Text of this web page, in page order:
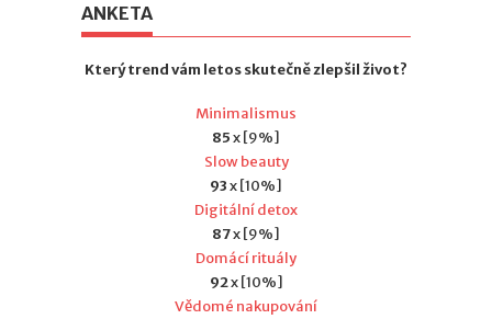
ANKETA
Který trend vám letos skutečně zlepšil život?
Minimalismus
85x [9%]
Slow beauty
93x [10%]
Digitální detox
87x [9%]
Domácí rituály
92x [10%]
Vědomé nakupování